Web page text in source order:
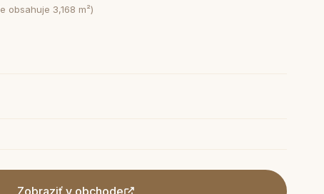
obsahuje 3,168 m²)
Zobraziť v obchode